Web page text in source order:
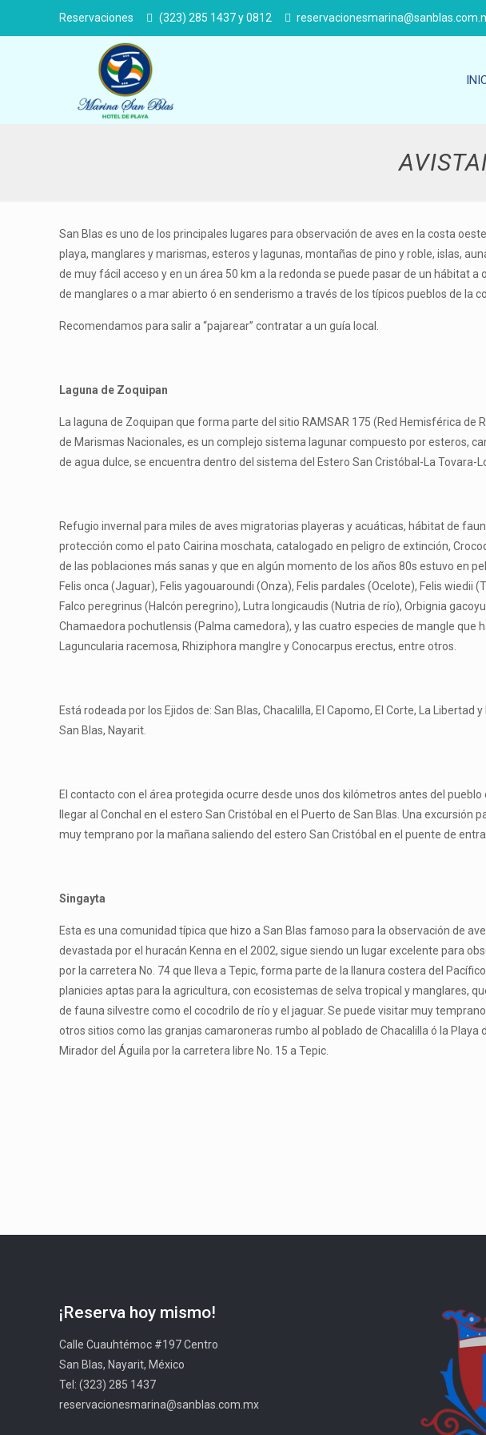
Reservaciones (323) 285 1437 y 0812
San Blas es uno de los principales lugares para observación de aves en la costa
playa, manglares y marismas, esteros y lagunas, montañas de pino y roble, islas,
de muy fácil acceso y en un área 50 km a la redonda se puede pasar de un hábitat a
de manglares o a mar abierto ó en senderismo a través de los típicos pueblos de la
Recomendamos para salir a “pajarear” contratar a un guía local.
Laguna de Zoquipan
La laguna de Zoquipan que forma parte del sitio RAMSAR 175 (Red Hemisférica de
de Marismas Nacionales, es un complejo sistema lagunar compuesto por esteros,
de agua dulce, se encuentra dentro del sistema del Estero San Cristóbal-La Tovara-
Refugio invernal para miles de aves migratorias playeras y acuáticas, hábitat de
protección como el pato Cairina moschata, catalogado en peligro de extinción,
de las poblaciones más sanas y que en algún momento de los años 80s estuvo en
Felis onca (Jaguar), Felis yagouaroundi (Onza), Felis pardales (Ocelote), Felis wiedii
Falco peregrinus (Halcón peregrino), Lutra longicaudis (Nutria de río), Orbignia
Chamaedora pochutlensis (Palma camedora), y las cuatro especies de mangle que
Laguncularia racemosa, Rhiziphora manglre y Conocarpus erectus, entre otros.
Está rodeada por los Ejidos de: San Blas, Chacalilla, El Capomo, El Corte, La
San Blas, Nayarit.
El contacto con el área protegida ocurre desde unos dos kilómetros antes del
llegar al Conchal en el estero San Cristóbal en el Puerto de San Blas. Una excursión
muy temprano por la mañana saliendo del estero San Cristóbal en el puente de
Singayta
Esta es una comunidad típica que hizo a San Blas famoso para la observación de
devastada por el huracán Kenna en el 2002, sigue siendo un lugar excelente para
por la carretera No. 74 que lleva a Tepic, forma parte de la llanura costera del
planicies aptas para la agricultura, con ecosistemas de selva tropical y manglares,
de fauna silvestre como el cocodrilo de río y el jaguar. Se puede visitar muy
otros sitios como las granjas camaroneras rumbo al poblado de Chacalilla ó la Playa
Mirador del Águila por la carretera libre No. 15 a Tepic.
¡Reserva hoy mismo!
Calle Cuauhtémoc #197 Centro
San Blas, Nayarit, México
Tel: (323) 285 1437
reservacionesmarina@sanblas.com.mx